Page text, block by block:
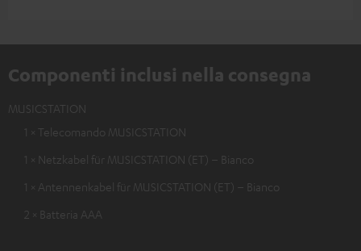
Componenti inclusi nella consegna
MUSICSTATION
1 × Telecomando MUSICSTATION
1 × Netzkabel für MUSICSTATION (ET) – Bianco
1 × Antennenkabel für MUSICSTATION (ET) – Bianco
2 × Batteria AAA